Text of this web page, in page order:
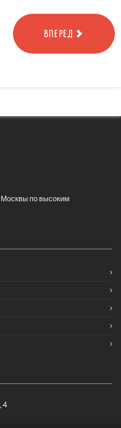
ВПЕРЕД
Москвы по высоким
4